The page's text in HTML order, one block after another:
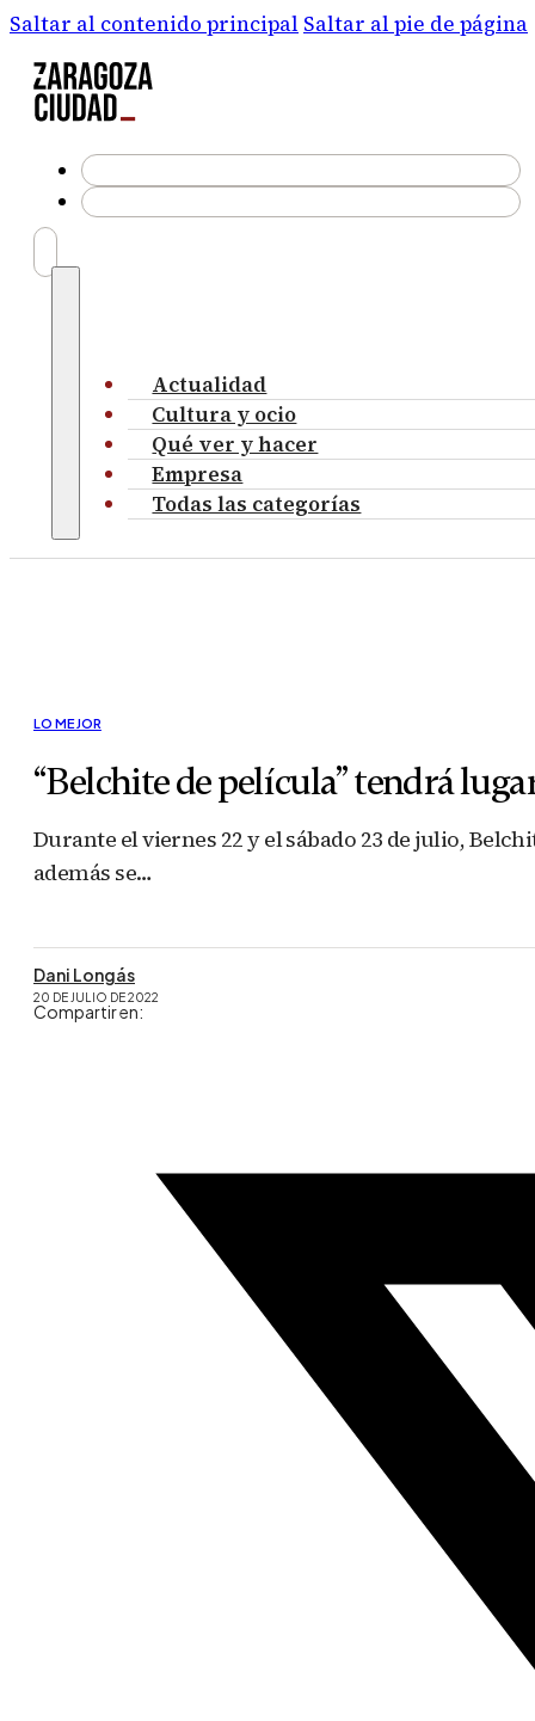
Saltar al contenido principal Saltar al pie de página
Actualidad
Cultura y ocio
Qué ver y hacer
Empresa
Todas las categorías
LO MEJOR
“Belchite de película” tendrá
Durante el viernes 22 y el sábado 23 de julio,
además se…
Dani Longás
20 DE JULIO DE 2022
Compartir en: